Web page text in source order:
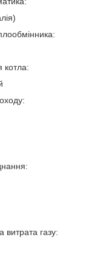
котла:
витрата газу: